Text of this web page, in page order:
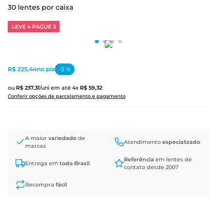
30 lentes por caixa
LEVE 4 PAGUE 3
ou R$ 237,31/uni em até 4x R$ 59,32
Conferir opções de parcelamento e pagamento
R$ 225,44no pix -5 %
A maior variedade de
marcas
Atendimento especializado
Entrega em todo Brasil
Referência em lentes de
contato desde 2007
Recompra fácil